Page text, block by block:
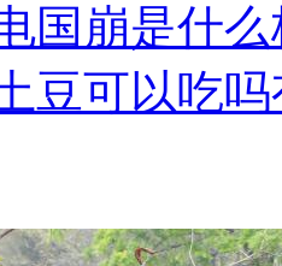
国崩是什么
豆可以吃